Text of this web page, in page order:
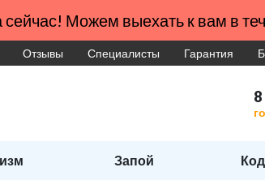
Можем выехать к вам в
Отзывы Специалисты Гарантия
Запой